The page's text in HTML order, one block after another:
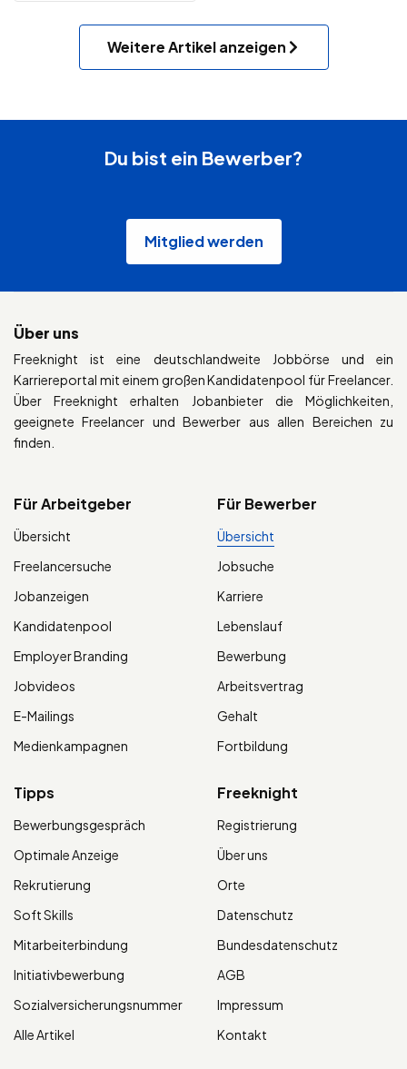
Weitere Artikel anzeigen
Du bist ein Bewerber?
Mitglied werden
Über uns
Freeknight ist eine deutschlandweite Jobbörse und ein
Karriereportal mit einem großen Kandidatenpool für Freelancer.
Über Freeknight erhalten Jobanbieter die Möglichkeiten,
geeignete Freelancer und Bewerber aus allen Bereichen zu
finden.
Für Arbeitgeber
Übersicht
Freelancersuche
Jobanzeigen
Kandidatenpool
Employer Branding
Jobvideos
E-Mailings
Medienkampagnen
Für Bewerber
Übersicht
Jobsuche
Karriere
Lebenslauf
Bewerbung
Arbeitsvertrag
Gehalt
Fortbildung
Tipps
Bewerbungsgespräch
Optimale Anzeige
Rekrutierung
Soft Skills
Mitarbeiterbindung
Initiativbewerbung
Sozialversicherungsnummer
Alle Artikel
Freeknight
Registrierung
Über uns
Orte
Datenschutz
Bundesdatenschutz
AGB
Impressum
Kontakt